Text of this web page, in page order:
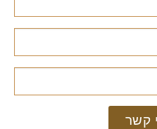
קשר